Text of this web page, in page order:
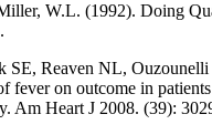
W.L. (1992). Doing
SE, Reaven NL,
fever on outcome in
Am Heart J 2008. (39):